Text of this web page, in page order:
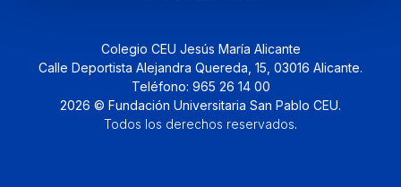
Colegio CEU Jesús María Alicante
Calle Deportista Alejandra Quereda, 15, 03016 Alicante.
Teléfono: 965 26 14 00
2026 © Fundación Universitaria San Pablo CEU.
Todos los derechos reservados.